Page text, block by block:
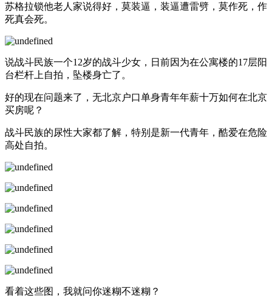
苏格拉锁他老人家说得好，莫装逼，装逼遭雷劈，莫作死，作
死真会死。
说战斗民族一个12岁的战斗少女，日前因为在公寓楼的17层阳
台栏杆上自拍，坠楼身亡了。
好的现在问题来了，无北京户口单身青年年薪十万如何在北京
买房呢？
战斗民族的尿性大家都了解，特别是新一代青年，酷爱在危险
高处自拍。
看着这些图，我就问你迷糊不迷糊？